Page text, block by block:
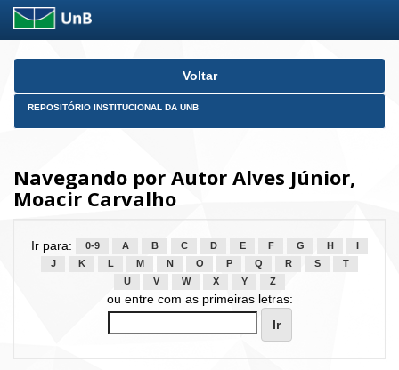
Skip
Voltar
REPOSITÓRIO INSTITUCIONAL DA UNB
Navegando por Autor Alves Júnior,
Moacir Carvalho
Ir para: 0-9 A B C D E F G H
J
K L M N O P Q R S
T
U
V W X Y Z
ou entre com as primeiras letras: